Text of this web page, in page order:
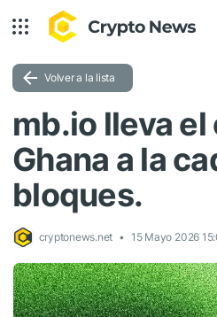
Volver a la lista
mb.io lleva el
Ghana a la
bloques.
cryptonews.net 15 Mayo 2026